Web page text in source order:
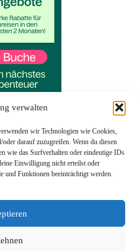
verwalten
wir Technologien wie Cookies,
darauf zuzugreifen. Wenn du diesen
wie das Surfverhalten oder eindeutige IDs
Einwilligung nicht erteilst oder
und Funktionen beeinträchtigt werden.